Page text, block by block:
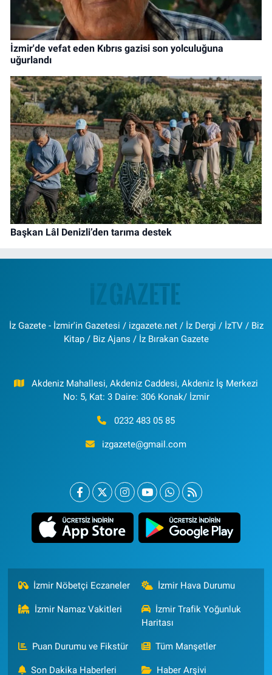
İzmir'de vefat eden Kıbrıs gazisi son yolculuğuna
uğurlandı
Başkan Lâl Denizli’den tarıma destek
İz Gazete - İzmir'in Gazetesi / izgazete.net / İz Dergi / İzTV / Biz
Kitap / Biz Ajans / İz Bırakan Gazete
Akdeniz Mahallesi, Akdeniz Caddesi, Akdeniz İş Merkezi
No: 5, Kat: 3 Daire: 306 Konak/ İzmir
0232 483 05 85
izgazete@gmail.com
İzmir Nöbetçi Eczaneler İzmir Hava Durumu
İzmir Namaz Vakitleri
İzmir Trafik Yoğunluk
Haritası
Puan Durumu ve Fikstür Tüm Manşetler
Son Dakika Haberleri Haber Arşivi